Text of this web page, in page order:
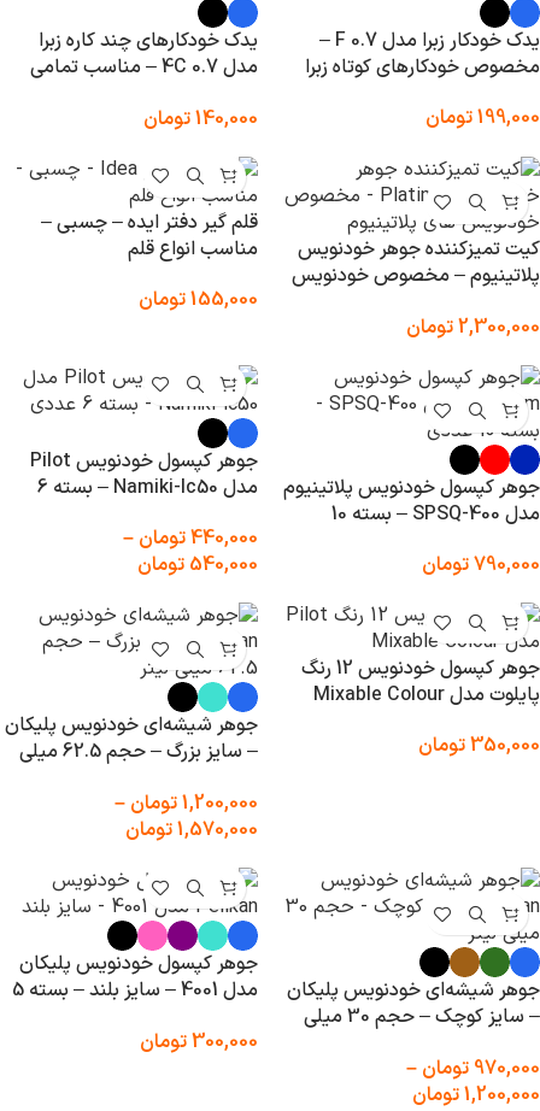
یدک خودکار زبرا مدل F 0.7 –
مخصوص خودکارهای کوتاه زبرا
199,000تومان
یدک خودکارهای چند کاره زبرا
مدل 4C 0.7 – مناسب تمامی
140,000تومان
کیت تمیزکننده جوهر خودنویس
پلاتینیوم – مخصوص خودنویس
2,300,000تومان
قلم گیر دفتر ایده – چسبی –
مناسب انواع قلم
155,000تومان
جوهر کپسول خودنویس پلاتینیوم
مدل SPSQ-400 – بسته 10
790,000تومان
جوهر کپسول خودنویس Pilot
مدل Namiki-Ic50 – بسته 6
440,000تومان –
540,000 تومان
جوهر کپسول خودنویس 12 رنگ
پایلوت مدل Mixable Colour
350,000تومان
جوهر شیشه‌ای خودنویس پلیکان
– سایز بزرگ – حجم 62.5 میلی
1,200,000تومان –
1,570,000تومان
جوهر شیشه‌ای خودنویس پلیکان
– سایز کوچک – حجم 30 میلی
970,000 تومان –
1,200,000تومان
جوهر کپسول خودنویس پلیکان
مدل 4001 – سایز بلند – بسته 5
300,000تومان